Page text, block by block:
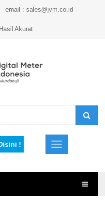
email : sales@jvm.co.id
Akurat
!